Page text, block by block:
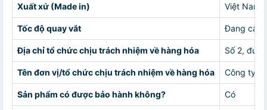
Xuất xứ (Made in) Việt Nam
Tốc độ quay vắt Đang cập
Địa chỉ tổ chức chịu trách nhiệm về hàng hóa Số 2,
Tên đơn vị/tổ chức chịu trách nhiệm về hàng hóa Công ty
Sản phẩm có được bảo hành không? Có